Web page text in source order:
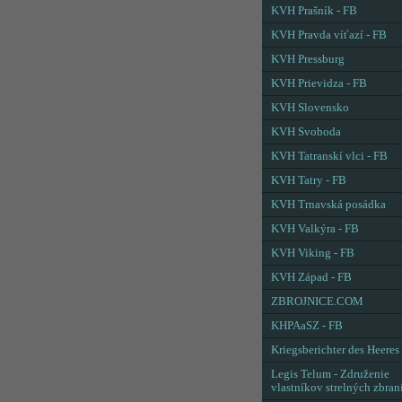
KVH Prašník - FB
KVH Pravda víťazí - FB
KVH Pressburg
KVH Prievidza - FB
KVH Slovensko
KVH Svoboda
KVH Tatranskí vlci - FB
KVH Tatry - FB
KVH Trnavská posádka
KVH Valkýra - FB
KVH Viking - FB
KVH Západ - FB
ZBROJNICE.COM
KHPAaSZ - FB
Kriegsberichter des Heeres
Legis Telum - Združenie
vlastníkov strelných